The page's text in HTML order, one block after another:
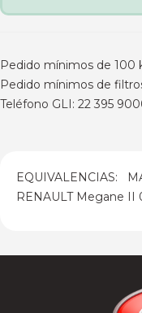
Pedido mínimos de 100
Pedido mínimos de
Teléfono GLI: 22 395
EQUIVALENCIAS:
RENAULT Megane